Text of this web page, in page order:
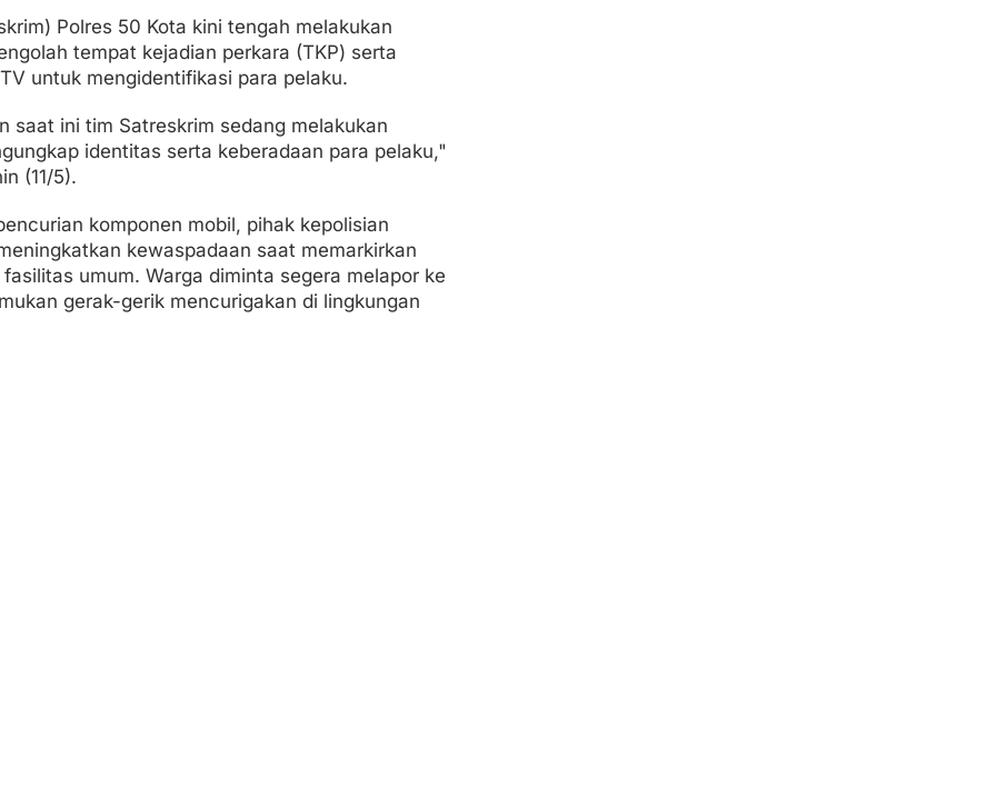
Polres 50 Kota kini tengah melakukan
tempat kejadian perkara (TKP) serta
untuk mengidentifikasi para pelaku.
saat ini tim Satreskrim sedang melakukan
identitas serta keberadaan para pelaku,"
(11/5).
komponen mobil, pihak kepolisian
kewaspadaan saat memarkirkan
umum. Warga diminta segera melapor ke
gerak-gerik mencurigakan di lingkungan